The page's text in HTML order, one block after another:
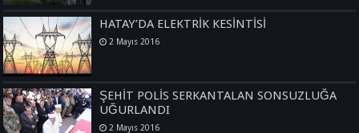
HATAY’DA ELEKTRİK KESİNTİSİ
2 Mayıs 2016
ŞEHİT POLİS SERKANTALAN SONSUZLUĞA
UĞURLANDI
2 Mayıs 2016